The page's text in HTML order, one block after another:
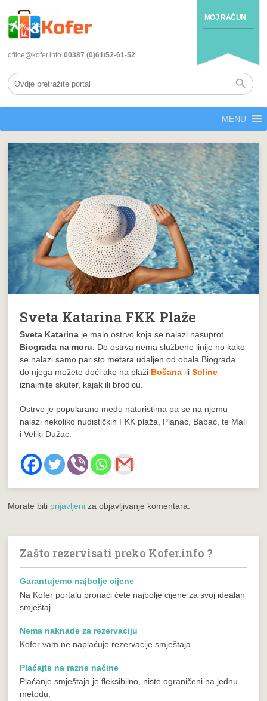
MOJ RAČUN
office@kofer.info 00387 (0)61/52-61-52
MENU
Sveta Katarina FKK Plaže
Sveta Katarina je malo ostrvo koja se nalazi nasuprot
Biograda na moru . Do ostrva nema službene linije no kako
se nalazi samo par sto metara udaljen od obala Biograda
do njega možete doći ako na plaži Bošana iliSoline
iznajmite skuter, kajak ili brodicu.
Ostrvo je popularano među naturistima pa se na njemu
nalazi nekoliko nudističkih FKK plaža, Planac, Babac, te Mali
i Veliki Dužac.
Morate biti prijavljeni za objavljivanje komentara.
Zašto rezervisati preko Kofer.info ?
Garantujemo najbolje cijene
Na Kofer portalu pronaći ćete najbolje cijene za svoj idealan
smještaj.
Nema naknade za rezervaciju
Kofer vam ne naplaćuje rezervacije smještaja.
Plaćajte na razne načine
Plaćanje smještaja je fleksibilno, niste ograničeni na jednu
metodu.